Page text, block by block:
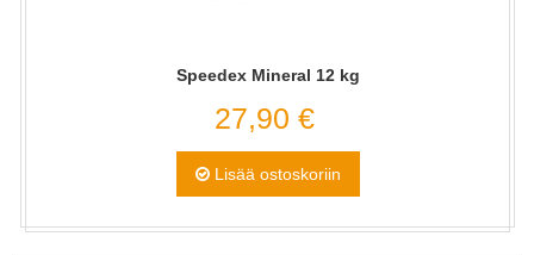
Speedex Mineral 12 kg
27,90 €
Lisää ostoskoriin